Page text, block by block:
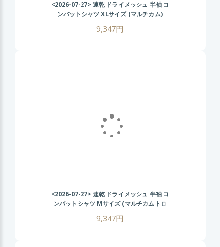
<2026-07-27> 速乾 ドライメッシュ 半袖 コ
ンバットシャツ XLサイズ (マルチカム)
抜群 戦闘服 サバゲー装備 サバイバルゲーム
9,347円
<2026-07-27> 速乾 ドライメッシュ 半袖 コ
ンバットシャツ Mサイズ (マルチカムトロ
ピック) CRYEタイプ タクティカル Tシャツ
ゴルフ ウェア 戦闘服 サバゲー装備 サバイ
9,347円